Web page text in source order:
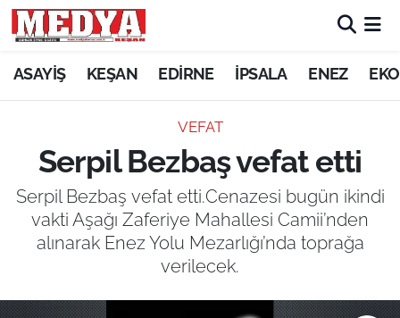
ASAYİŞ KEŞAN EDİRNE İPSALA ENEZ
VEFAT
Serpil Bezbaş vefat etti
Serpil Bezbaş vefat etti.Cenazesi bugün ikindi
vakti Aşağı Zaferiye Mahallesi Camii’nden
alınarak Enez Yolu Mezarlığı’nda toprağa
verilecek.
KEŞAN
ASAYİŞ
SİYASET
GÜNDEM
EKONOMİ